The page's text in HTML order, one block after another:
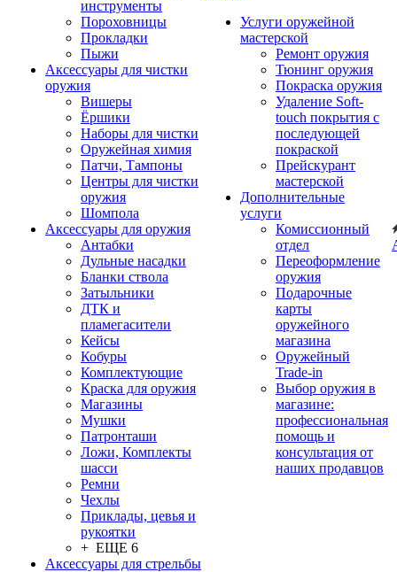
инструменты
Пороховницы
Прокладки
Пыжи
Аксессуары для чистки
оружия
Вишеры
Ёршики
Наборы для чистки
Оружейная химия
Патчи, Тампоны
Центры для чистки
оружия
Шомпола
Аксессуары для оружия
Антабки
Дульные насадки
Бланки ствола
Затыльники
ДТК и
пламегасители
Кейсы
Кобуры
Комплектующие
Краска для оружия
Магазины
Мушки
Патронташи
Ложи, Комплекты
шасси
Ремни
Чехлы
Приклады, цевья и
рукоятки
+ ЕЩЕ 6
Аксессуары для стрельбы
Услуги оружейной
мастерской
Ремонт оружия
Тюнинг оружия
Покраска оружия
Удаление Soft-
touch покрытия с
последующей
покраской
Прейскурант
мастерской
Дополнительные
услуги
Комиссионный
отдел
Переоформление
оружия
Подарочные
карты
оружейного
магазина
Оружейный
Trade-in
Выбор оружия в
магазине:
профессиональная
помощь и
консультация от
наших продавцов